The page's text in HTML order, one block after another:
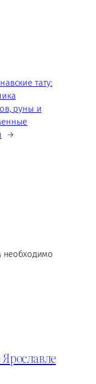
тату:
руны и
→
необходимо